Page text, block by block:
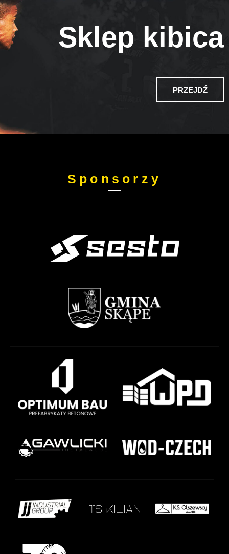
Sklep kibica
PRZEJDŹ
Sponsorzy